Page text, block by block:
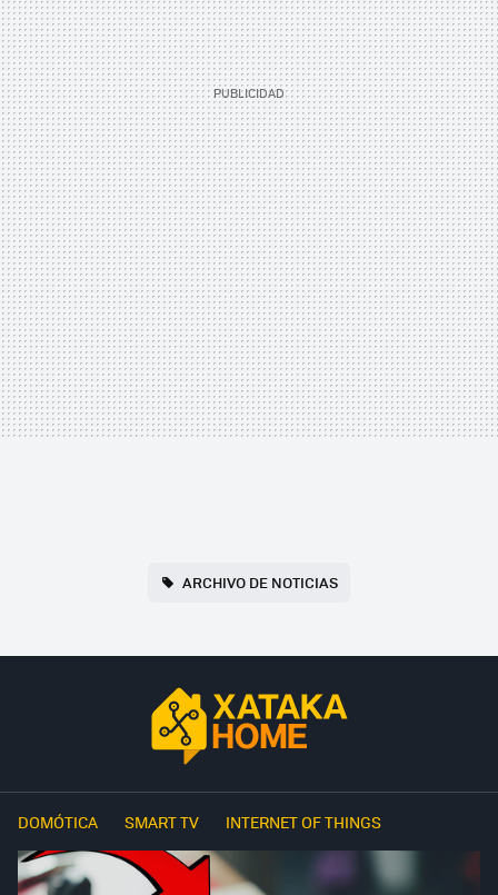
ARCHIVO DE NOTICIAS
DOMÓTICA SMART TV INTERNET OF THINGS